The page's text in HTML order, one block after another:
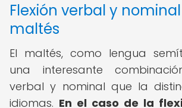
Flexión verbal y
maltés
El maltés, como lengua
una interesante
verbal y nominal que la
idiomas. En el caso de la